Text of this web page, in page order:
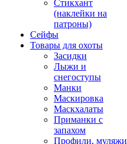
Стикхант
(наклейки на
патроны)
Сейфы
Товары для охоты
Засидки
Лыжи и
снегоступы
Манки
Маскировка
Маскхалаты
Приманки с
запахом
Профили, муляжи